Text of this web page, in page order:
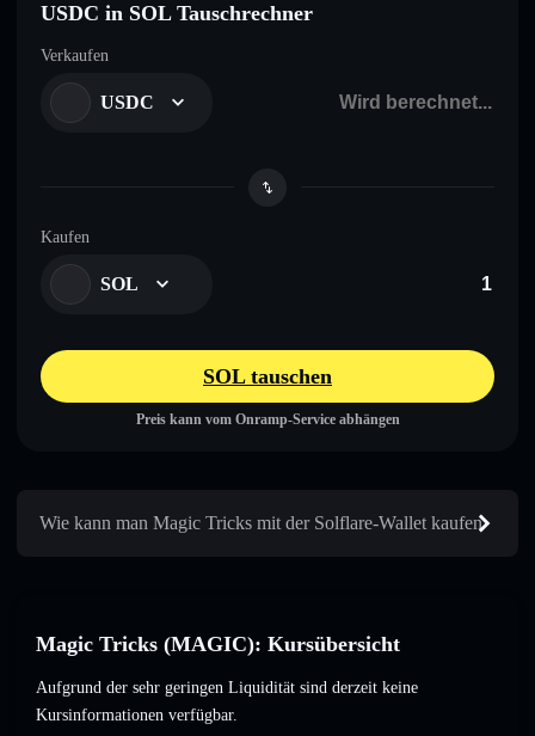
USDC in SOL Tauschrechner
Verkaufen
USDC
Kaufen
SOL
SOL tauschen
Preis kann vom Onramp-Service abhängen
Wie kann man Magic Tricks mit der Solflare-Wallet kaufen
Magic Tricks (MAGIC): Kursübersicht
Aufgrund der sehr geringen Liquidität sind derzeit keine
Kursinformationen verfügbar.